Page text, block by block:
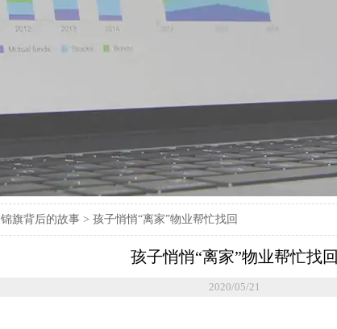
锦旗背后的故事> 孩子悄悄“离家”物业帮忙找回
孩子悄悄“离家”物业帮忙找回
2020/05/21